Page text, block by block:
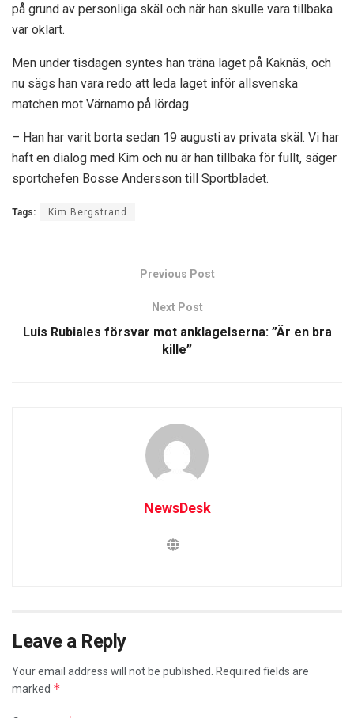
på grund av personliga skäl och när han skulle vara tillbaka
var oklart.
Men under tisdagen syntes han träna laget på Kaknäs, och
nu sägs han vara redo att leda laget inför allsvenska
matchen mot Värnamo på lördag.
– Han har varit borta sedan 19 augusti av privata skäl. Vi har
haft en dialog med Kim och nu är han tillbaka för fullt, säger
sportchefen Bosse Andersson till Sportbladet.
Tags: Kim Bergstrand
Previous Post
Next Post
Luis Rubiales försvar mot anklagelserna: ”Är en bra
kille”
NewsDesk
Leave a Reply
Your email address will not be published. Required fields are
marked *